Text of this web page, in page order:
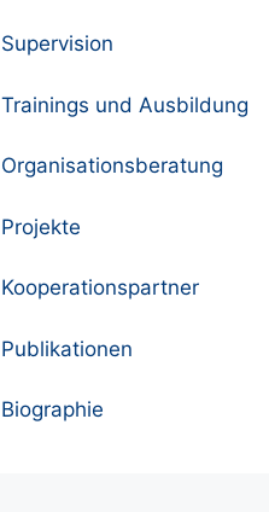
Supervision
Trainings und Ausbildung
Organisationsberatung
Projekte
Kooperationspartner
Publikationen
Biographie